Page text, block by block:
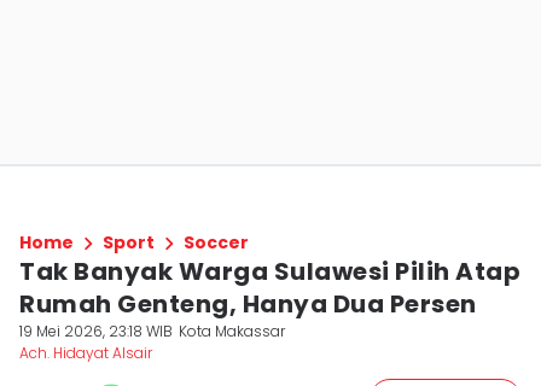
Home Sport Soccer
Tak Banyak Warga Sulawesi Pilih Atap
Rumah Genteng, Hanya Dua Persen
19 Mei 2026, 23:18 WIB Kota Makassar
Ach. Hidayat Alsair